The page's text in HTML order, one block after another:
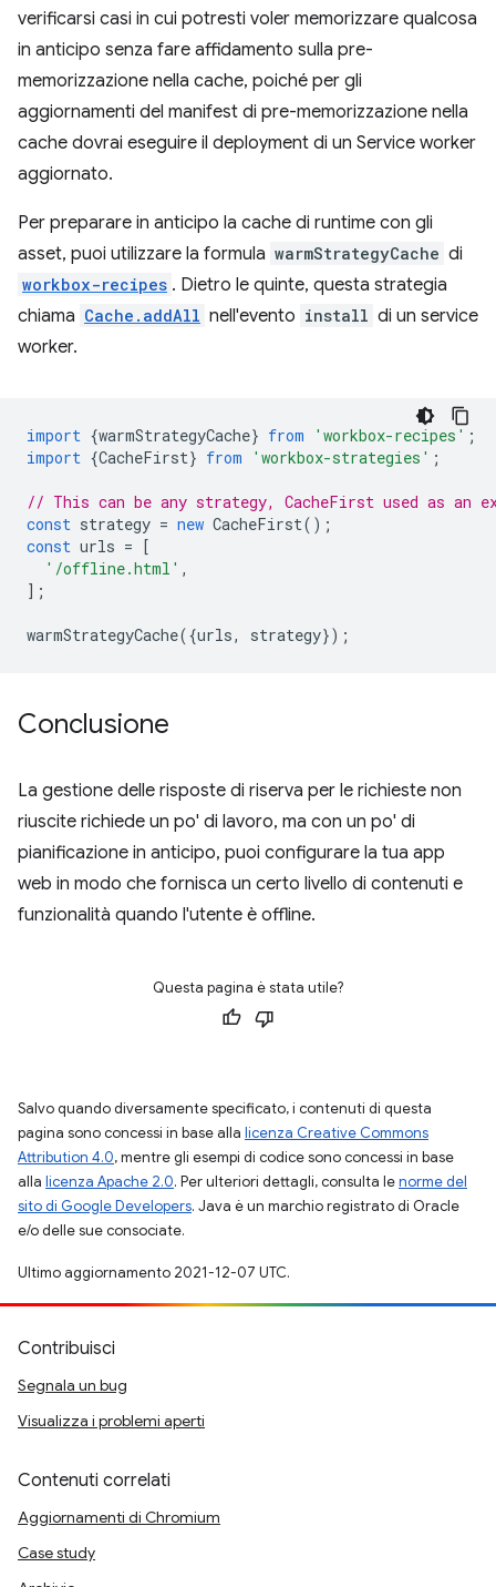
verificarsi casi in cui potresti voler memorizzare qualcosa
in anticipo senza fare affidamento sulla pre-
memorizzazione nella cache, poiché per gli
aggiornamenti del manifest di pre-memorizzazione nella
cache dovrai eseguire il deployment di un Service worker
aggiornato.
Per preparare in anticipo la cache di runtime con gli
asset, puoi utilizzare la formula warmStrategyCache di
workbox-recipes . Dietro le quinte, questa strategia
chiama Cache.addAll nell'evento install di un service
worker.
import {warmStrategyCache} from 'workbox-recipes' ;
import {CacheFirst} from 'workbox-strategies' ;
// This can be any strategy, CacheFirst used as an
const strategy = new CacheFirst();
const urls = [
'/offline.html' ,
];
warmStrategyCache({urls, strategy});
Conclusione
La gestione delle risposte di riserva per le richieste non
riuscite richiede un po' di lavoro, ma con un po' di
pianificazione in anticipo, puoi configurare la tua app
web in modo che fornisca un certo livello di contenuti e
funzionalità quando l'utente è offline.
Questa pagina è stata utile?
Salvo quando diversamente specificato, i contenuti di questa
pagina sono concessi in base alla licenza Creative Commons
Attribution 4.0, mentre gli esempi di codice sono concessi in base
alla licenza Apache 2.0. Per ulteriori dettagli, consulta lenorme del
sito di Google Developers. Java è un marchio registrato di Oracle
e/o delle sue consociate.
Ultimo aggiornamento 2021-12-07 UTC.
Contribuisci
Segnala un bug
Visualizza i problemi aperti
Contenuti correlati
Aggiornamenti di Chromium
Case study